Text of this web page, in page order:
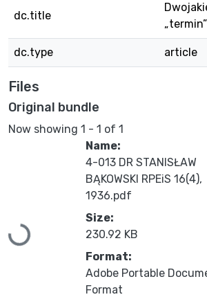
dc.title
dc.type article
Files
Original bundle
Now showing 1 - 1 of 1
Loading...
Name:
4-013 DR STANISŁAW
BĄKOWSKI RPEiS 16(4),
1936.pdf
Size:
230.92 KB
Format:
Adobe Portable
Format